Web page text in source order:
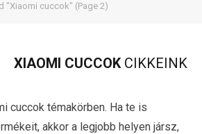
"Xiaomi cuccok" (Page 2)
XIAOMI CUCCOKCIKKEINK
cuccok témakörben. Ha te is
akkor a legjobb helyen jársz,